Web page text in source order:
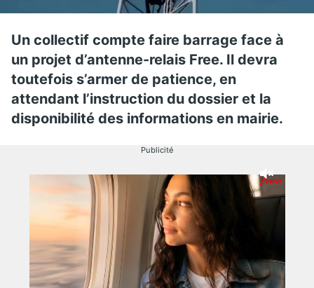
Un collectif compte faire barrage face à
un projet d’antenne-relais Free. Il devra
toutefois s’armer de patience, en
attendant l’instruction du dossier et la
disponibilité des informations en mairie.
Publicité